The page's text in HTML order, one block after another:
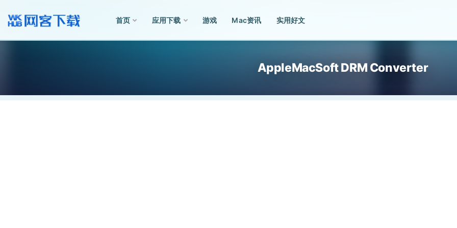
首页 应用下载 游戏 Mac资讯 实用好文
AppleMacSoft DRM Converter